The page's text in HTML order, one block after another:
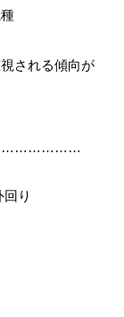
される傾向が
り